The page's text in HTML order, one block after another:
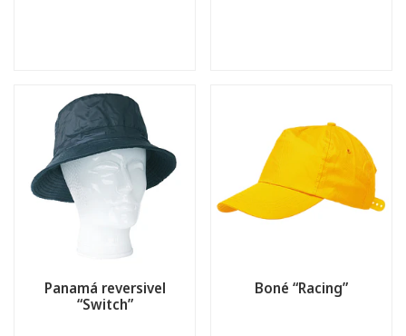
Panamá reversivel
“Switch”
Boné “Racing”